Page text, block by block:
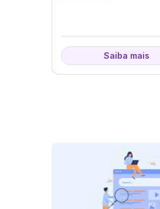
Saiba mais